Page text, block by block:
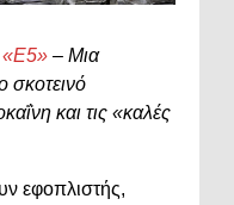
«Ε5» – Μια
σκοτεινό
και τις «καλές
εφοπλιστής,